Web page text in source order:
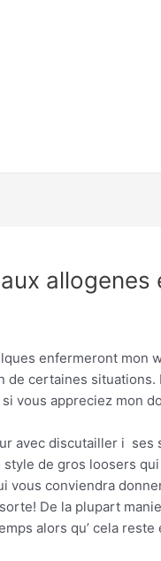
allogenes
enfermeront mon
certaines situations.
vous appreciez mon
avec discutailler i ses
de gros loosers qui
vous conviendra
De la plupart
alors qu’ cela